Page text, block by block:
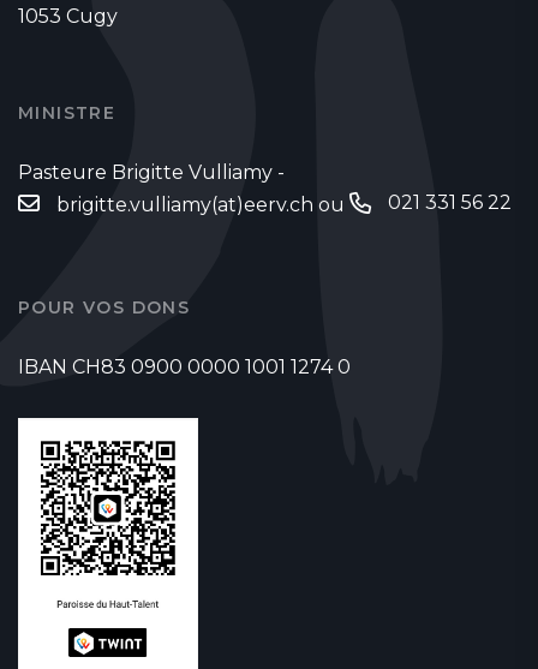
1053 Cugy
MINISTRE
Pasteure Brigitte Vulliamy -
brigitte.vulliamy(at)eerv.ch ou 021 331 56 22
POUR VOS DONS
IBAN CH83 0900 0000 1001 1274 0